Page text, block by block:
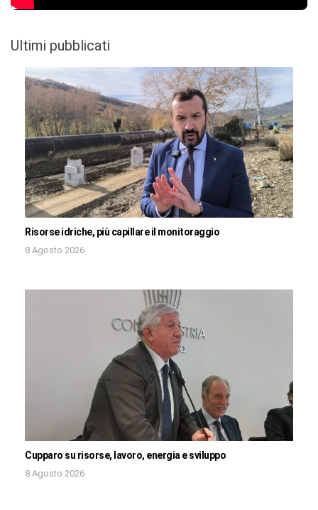
Ultimi pubblicati
Risorse idriche, più capillare il monitoraggio
8 Agosto 2026
Cupparo su risorse, lavoro, energia e sviluppo
8 Agosto 2026